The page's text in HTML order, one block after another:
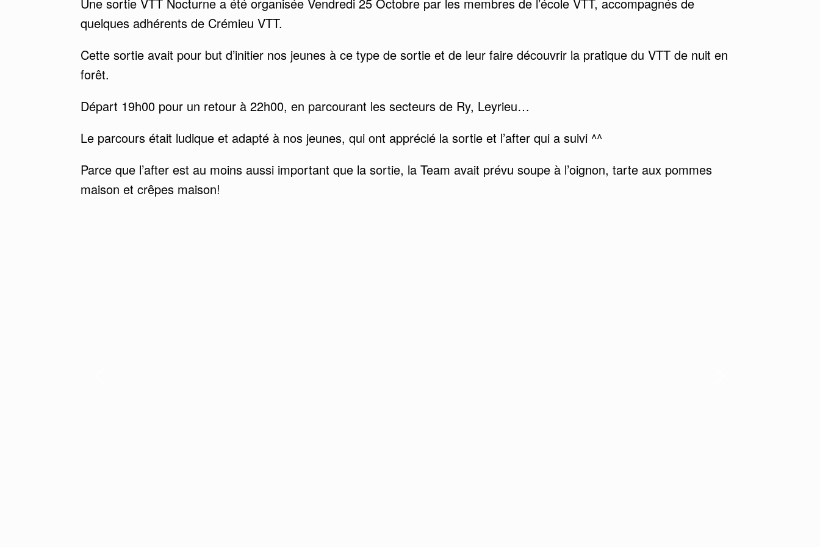
quelques adhérents de Crémieu VTT.
Cette sortie avait pour but d’initier nos jeunes à ce type de sortie et de leur faire découvrir la pratique du VTT de nuit en
forêt.
Départ 19h00 pour un retour à 22h00, en parcourant les secteurs de Ry, Leyrieu…
Le parcours était ludique et adapté à nos jeunes, qui ont apprécié la sortie et l’after qui a suivi ^^
Parce que l’after est au moins aussi important que la sortie, la Team avait prévu soupe à l’oignon, tarte aux pommes
maison et crêpes maison!